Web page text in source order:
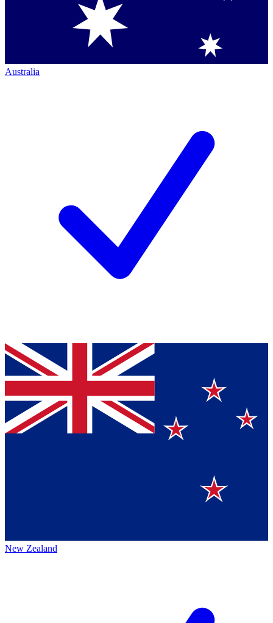
Australia
New Zealand